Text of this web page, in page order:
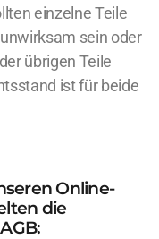
einzelne Teile
sein oder
übrigen Teile
ist für beide
Online-
die